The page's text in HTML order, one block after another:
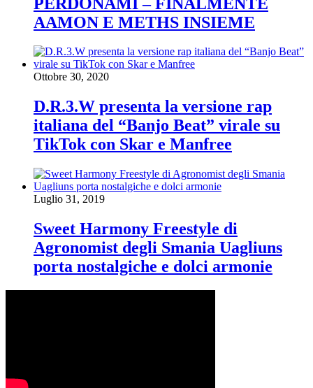
AAMON E METHS INSIEME
Ottobre 30, 2020
D.R.3.W presenta la versione rap
italiana del “Banjo Beat” virale su
TikTok con Skar e Manfree
Luglio 31, 2019
Sweet Harmony Freestyle di
Agronomist degli Smania Uagliuns
porta nostalgiche e dolci armonie